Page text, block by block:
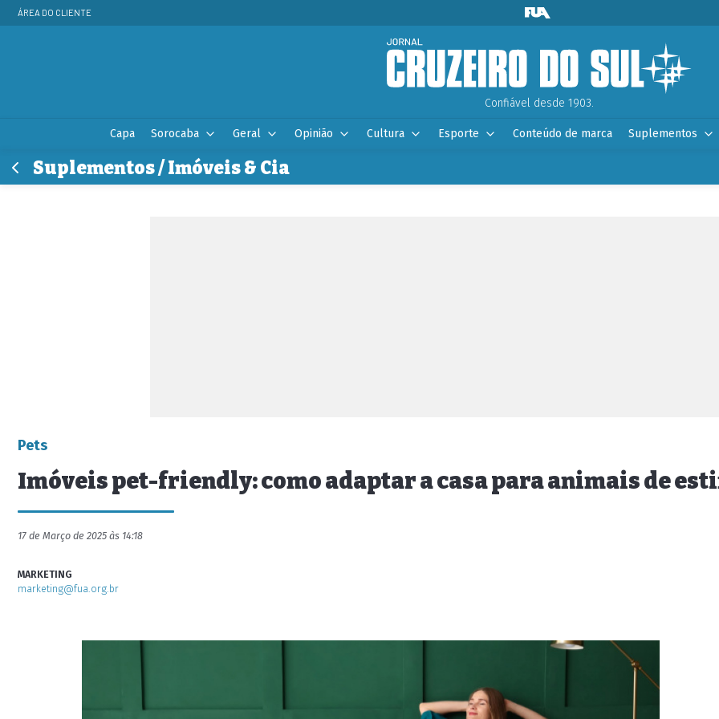
ÁREA DO CLIENTE
Confiável desde 1903.
Capa Sorocaba Geral Opinião Cultura Esporte Conteúdo de marca Suplementos
Suplementos / Imóveis & Cia
Pets
Imóveis pet-friendly: como adaptar a casa para animais de
17 de Março de 2025 às 14:18
MARKETING
marketing@fua.org.br